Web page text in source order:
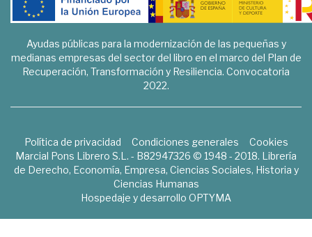
Ayudas públicas para la modernización de las pequeñas y
medianas empresas del sector del libro en el marco del Plan de
Recuperación, Transformación y Resiliencia. Convocatoria
2022.
Política de privacidad Condiciones generales
Cookies
Marcial Pons Librero S.L. - B82947326 © 1948 - 2018. Librería
de Derecho, Economía, Empresa, Ciencias Sociales, Historia y
Ciencias Humanas
Hospedaje y desarrollo OPTYMA